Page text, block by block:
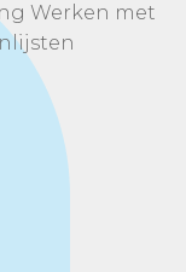
Werken met